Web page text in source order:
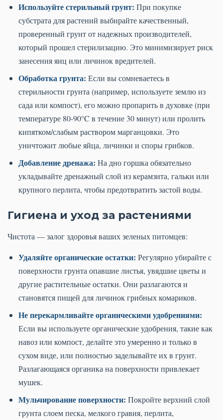
Используйте стерильный грунт: При покупке
субстрата для растений выбирайте качественный,
проверенный грунт от надежных производителей,
который прошел стерилизацию. Это минимизирует риск
занесения яиц или личинок вредителей.
Обработка грунта: Если вы сомневаетесь в
стерильности грунта (например, используете землю из
сада или компост), его можно пропарить в духовке (при
температуре 80-90°C в течение 30 минут) или пролить
кипятком/слабым раствором марганцовки. Это
уничтожит любые яйца, личинки и споры грибков.
Добавление дренажа: На дно горшка обязательно
укладывайте дренажный слой из керамзита, гальки или
крупного перлита, чтобы предотвратить застой воды.
Гигиена и уход за растениями
Чистота — залог здоровья ваших зеленых питомцев:
Удаляйте органические остатки: Регулярно убирайте с
поверхности грунта опавшие листья, увядшие цветы и
другие растительные остатки. Они разлагаются и
становятся пищей для личинок грибных комариков.
Не перекармливайте органическими удобрениями:
Если вы используете органические удобрения, такие как
навоз или компост, делайте это умеренно и только в
сухом виде, или полностью заделывайте их в грунт.
Разлагающаяся органика на поверхности привлекает
мушек.
Мульчирование поверхности: Покройте верхний слой
грунта слоем песка, мелкого гравия, перлита,